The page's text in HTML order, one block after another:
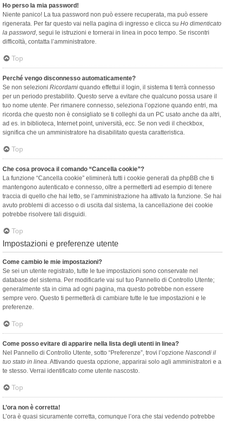
Ho perso la mia password!
Niente panico! La tua password non può essere recuperata, ma può essere
rigenerata. Per far questo vai nella pagina di ingresso e clicca su Ho dimenticato
la password, segui le istruzioni e tornerai in linea in poco tempo. Se riscontri
difficoltà, contatta l’amministratore.
Top
Perché vengo disconnesso automaticamente?
Se non selezioni Ricordami quando effettui il login, il sistema ti terrà connesso
per un periodo prestabilito. Questo serve a evitare che qualcuno possa usare il
tuo nome utente. Per rimanere connesso, seleziona l’opzione quando entri, ma
ricorda che questo non è consigliato se ti colleghi da un PC usato anche da altri,
ad es. in biblioteca, Internet point, università, ecc. Se non vedi il checkbox,
significa che un amministratore ha disabilitato questa caratteristica.
Top
Che cosa provoca il comando “Cancella cookie”?
La funzione “Cancella cookie” eliminerà tutti i cookie generati da phpBB che ti
mantengono autenticato e connesso, oltre a permetterti ad esempio di tenere
traccia di quello che hai letto, se l’amministrazione ha attivato la funzione. Se hai
avuto problemi di accesso o di uscita dal sistema, la cancellazione dei cookie
potrebbe risolvere tali disguidi.
Top
Impostazioni e preferenze utente
Come cambio le mie impostazioni?
Se sei un utente registrato, tutte le tue impostazioni sono conservate nel
database del sistema. Per modificarle vai sul tuo Pannello di Controllo Utente;
generalmente sta in cima ad ogni pagina, ma questo potrebbe non essere
sempre vero. Questo ti permetterà di cambiare tutte le tue impostazioni e le
preferenze.
Top
Come posso evitare di apparire nella lista degli utenti in linea?
Nel Pannello di Controllo Utente, sotto “Preferenze”, trovi l’opzione Nascondi il
tuo stato in linea. Attivando questa opzione, apparirai solo agli amministratori e a
te stesso. Verrai identificato come utente nascosto.
Top
L’ora non è corretta!
L’ora è quasi sicuramente corretta, comunque l’ora che stai vedendo potrebbe